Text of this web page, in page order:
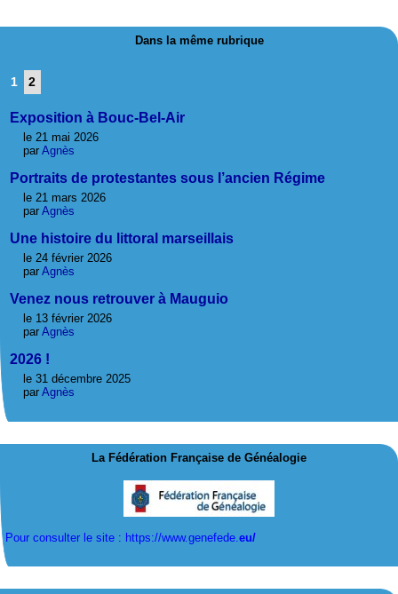
Dans la même rubrique
1 2
Exposition à Bouc-Bel-Air
le 21 mai 2026
par Agnès
Portraits de protestantes sous l’ancien Régime
le 21 mars 2026
par Agnès
Une histoire du littoral marseillais
le 24 février 2026
par Agnès
Venez nous retrouver à Mauguio
le 13 février 2026
par Agnès
2026 !
le 31 décembre 2025
par Agnès
La Fédération Française de Généalogie
Pour consulter le site : https://www.genefede.eu/